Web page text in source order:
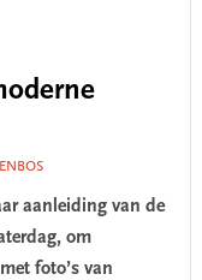
aanleiding van de
om
foto’s van